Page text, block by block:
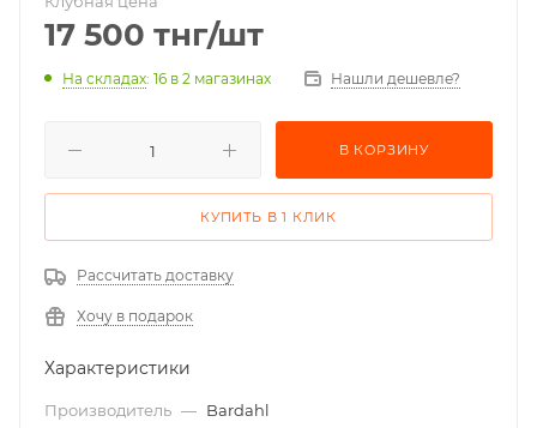
17 500 тнг/шт
На складах: 16 в 2 магазинах Нашли дешевле?
В КОРЗИНУ
КУПИТЬ В 1 КЛИК
Рассчитать доставку
Хочу в подарок
Характеристики
Производитель — Bardahl